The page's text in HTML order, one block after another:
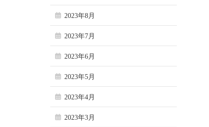
2023年8月
2023年7月
2023年6月
2023年5月
2023年4月
2023年3月